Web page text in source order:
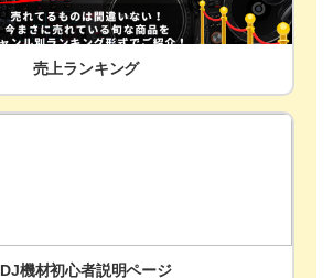
売上ランキング
DJ機材初心者説明ページ